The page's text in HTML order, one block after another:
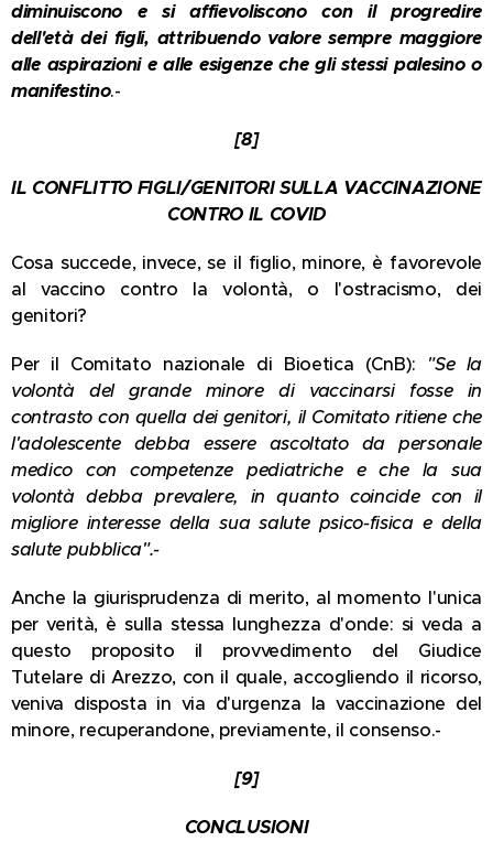
diminuiscono e si affievoliscono con il progredire
dell'età dei figli, attribuendo valore sempre maggiore
alle aspirazioni e alle esigenze che gli stessi palesino o
manifestino.-
[8]
IL CONFLITTO FIGLI/GENITORI SULLA VACCINAZIONE
CONTRO IL COVID
Cosa succede, invece, se il figlio, minore, è favorevole
al vaccino contro la volontà, o l'ostracismo, dei
genitori?
Per il Comitato nazionale di Bioetica (CnB): "Se la
volontà del grande minore di vaccinarsi fosse in
contrasto con quella dei genitori, il Comitato ritiene che
l'adolescente debba essere ascoltato da personale
medico con competenze pediatriche e che la sua
volontà debba prevalere, in quanto coincide con il
migliore interesse della sua salute psico-fisica e della
salute pubblica".-
Anche la giurisprudenza di merito, al momento l'unica
per verità, è sulla stessa lunghezza d'onde: si veda a
questo proposito il provvedimento del Giudice
Tutelare di Arezzo, con il quale, accogliendo il ricorso,
veniva disposta in via d'urgenza la vaccinazione del
minore, recuperandone, previamente, il consenso.-
[9]
CONCLUSIONI